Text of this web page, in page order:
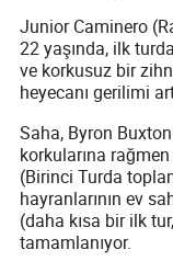
Junior Caminero
22 yaşında, ilk
ve korkusuz bir
heyecanı gerilimi
Saha, Byron
korkularına
(Birinci Turda
hayranlarının ev
(daha kısa bir ilk
tamamlanıyor.